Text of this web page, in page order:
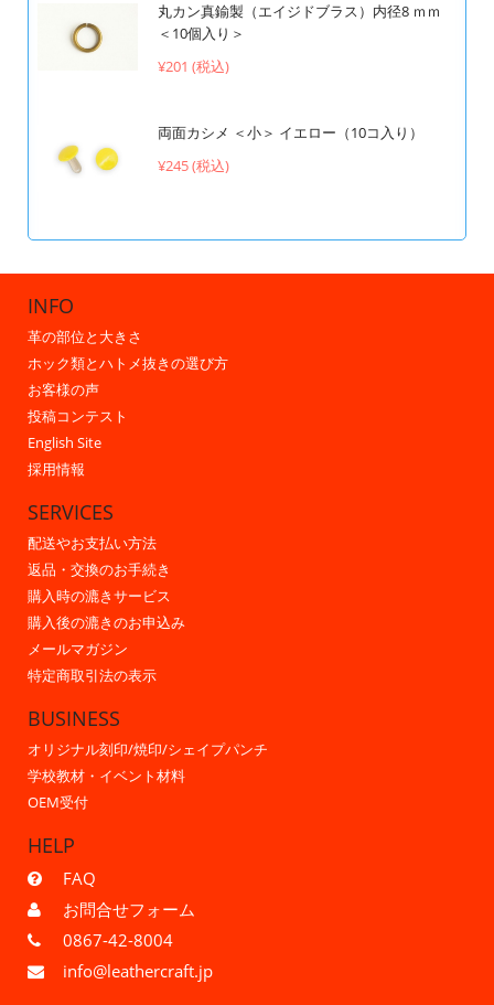
丸カン真鍮製（エイジドブラス）内径8 ｍｍ
＜10個入り＞
¥201 (税込)
両面カシメ ＜小＞ イエロー（10コ入り）
¥245 (税込)
INFO
革の部位と大きさ
ホック類とハトメ抜きの選び方
お客様の声
投稿コンテスト
English Site
採用情報
SERVICES
配送やお支払い方法
返品・交換のお手続き
購入時の漉きサービス
購入後の漉きのお申込み
メールマガジン
特定商取引法の表示
BUSINESS
オリジナル刻印/焼印/シェイプパンチ
学校教材・イベント材料
OEM受付
HELP
FAQ
お問合せフォーム
0867-42-8004
info@leathercraft.jp